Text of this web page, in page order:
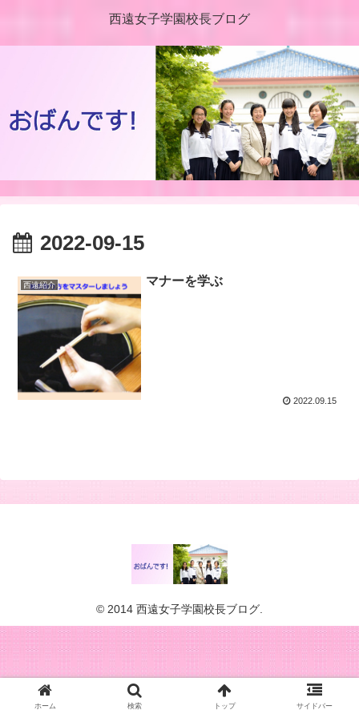
西遠女子学園校長ブログ
2022-09-15
西遠紹介 マナーを学ぶ
2022.09.15
© 2014 西遠女子学園校長ブログ.
ホーム 検索 トップ サイドバー